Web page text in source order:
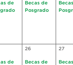
de
Becas de
Posgrado
de
26
Becas de
27